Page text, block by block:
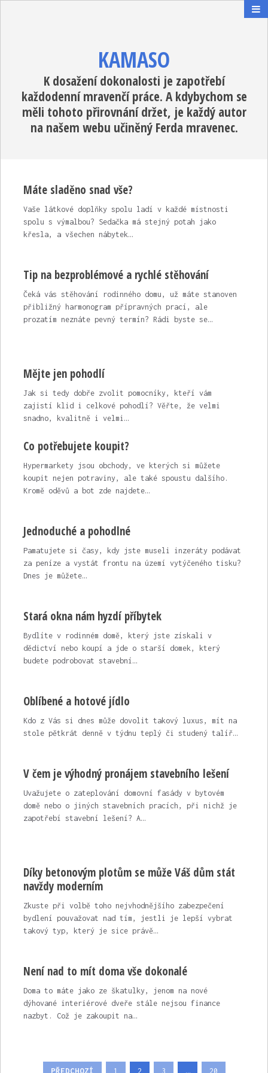
KAMASO
K dosažení dokonalosti je zapotřebí
každodenní mravenčí práce. A kdybychom se
měli tohoto přirovnání držet, je každý autor
na našem webu učiněný Ferda mravenec.
Máte sladěno snad vše?
Vaše látkové doplňky spolu ladí v každé místnosti
spolu s výmalbou? Sedačka má stejný potah jako
křesla, a všechen nábytek…
Tip na bezproblémové a rychlé stěhování
Čeká vás stěhování rodinného domu, už máte stanoven
přibližný harmonogram přípravných prací, ale
prozatím neznáte pevný termín? Rádi byste se…
Mějte jen pohodlí
Jak si tedy dobře zvolit pomocníky, kteří vám
zajistí klid i celkové pohodlí? Věřte, že velmi
snadno, kvalitně i velmi…
Co potřebujete koupit?
Hypermarkety jsou obchody, ve kterých si můžete
koupit nejen potraviny, ale také spoustu dalšího.
Kromě oděvů a bot zde najdete…
Jednoduché a pohodlné
Pamatujete si časy, kdy jste museli inzeráty podávat
za peníze a vystát frontu na území vytýčeného tisku?
Dnes je můžete…
Stará okna nám hyzdí příbytek
Bydlíte v rodinném domě, který jste získali v
dědictví nebo koupí a jde o starší domek, který
budete podrobovat stavební…
Oblíbené a hotové jídlo
Kdo z Vás si dnes může dovolit takový luxus, mít na
stole pětkrát denně v týdnu teplý či studený talíř…
V čem je výhodný pronájem stavebního lešení
Uvažujete o zateplování domovní fasády v bytovém
domě nebo o jiných stavebních pracích, při nichž je
zapotřebí stavební lešení? A…
Díky betonovým plotům se může Váš dům stát
navždy moderním
Zkuste při volbě toho nejvhodnějšího zabezpečení
bydlení pouvažovat nad tím, jestli je lepší vybrat
takový typ, který je sice právě…
Není nad to mít doma vše dokonalé
Doma to máte jako ze škatulky, jenom na nové
dýhované interiérové dveře stále nejsou finance
nazbyt. Což je zakoupit na…
Stránkování
PŘEDCHOZÍ 1 2 3 … 20